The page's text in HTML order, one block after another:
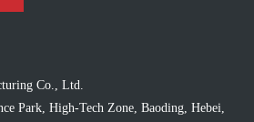
Co., Ltd.
Park, High-Tech Zone, Baoding, Hebei,